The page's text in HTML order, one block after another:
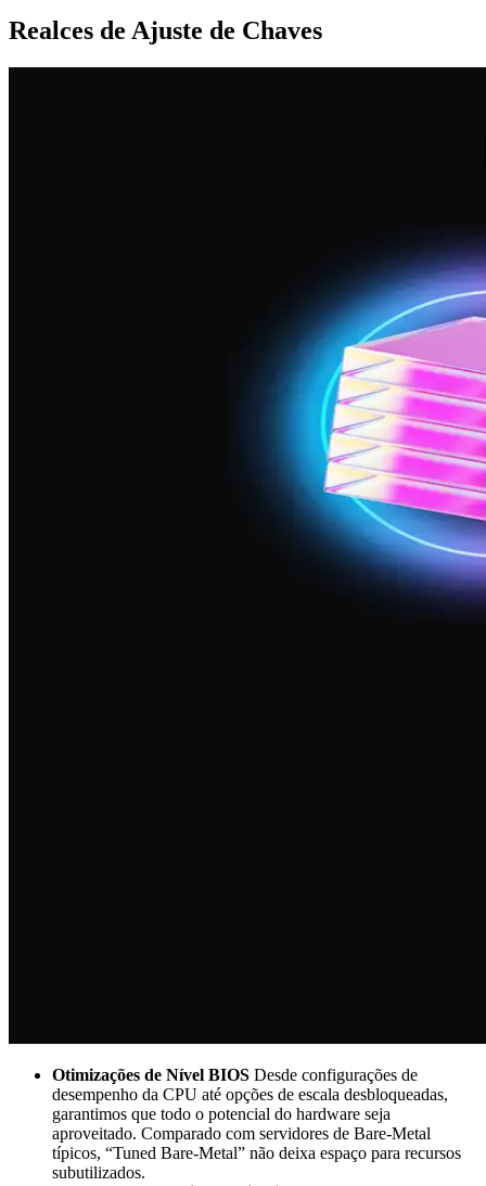
Realces de Ajuste de Chaves
Otimizações de Nível BIOS Desde configurações de
desempenho da CPU até opções de escala desbloqueadas,
garantimos que todo o potencial do hardware seja
aproveitado. Comparado com servidores de Bare-Metal
típicos, “Tuned Bare-Metal” não deixa espaço para recursos
subutilizados.